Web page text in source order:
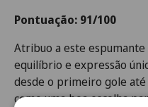
Pontuação: 91/100
Atribuo a este espumante
equilíbrio e expressão
desde o primeiro gole
como uma boa escolha